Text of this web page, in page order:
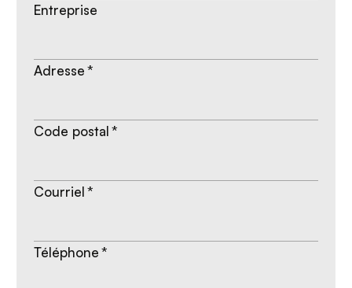
Entreprise
Adresse *
Code postal *
Courriel *
Téléphone *